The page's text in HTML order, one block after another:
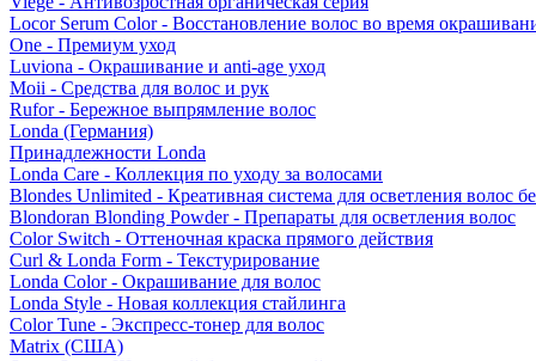
Locor Serum Color - Восстановление волос во время
One - Премиум уход
Luviona - Окрашивание и anti-age уход
Moii - Средства для волос и рук
Rufor - Бережное выпрямление волос
Londa (Германия)
Принадлежности Londa
Londa Care - Коллекция по уходу за волосами
Blondes Unlimited - Креативная система для осветления волос
Blondoran Blonding Powder - Препараты для осветления волос
Color Switch - Оттеночная краска прямого действия
Curl & Londa Form - Текстурирование
Londa Color - Окрашивание для волос
Londa Style - Новая коллекция стайлинга
Color Tune - Экспресс-тонер для волос
Matrix (США)